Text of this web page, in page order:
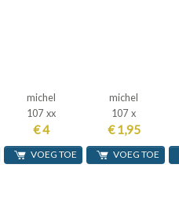
michel
107 xx
€ 4
VOEG TOE
michel
107 x
€ 1,95
VOEG TOE